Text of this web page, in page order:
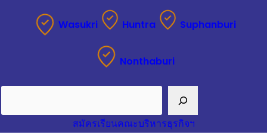
Wasukri Huntra Suphanburi
Nonthaburi
สมัครเรียนคณะบริหารธุรกิจฯ